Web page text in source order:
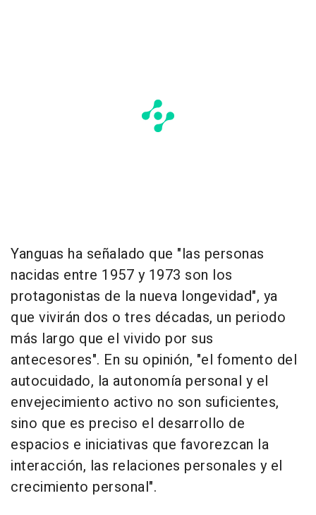
Yanguas ha señalado que "las personas
nacidas entre 1957 y 1973 son los
protagonistas de la nueva longevidad", ya
que vivirán dos o tres décadas, un periodo
más largo que el vivido por sus
antecesores". En su opinión, "el fomento del
autocuidado, la autonomía personal y el
envejecimiento activo no son suficientes,
sino que es preciso el desarrollo de
espacios e iniciativas que favorezcan la
interacción, las relaciones personales y el
crecimiento personal".